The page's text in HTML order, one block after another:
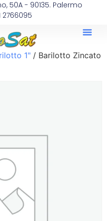
50A - 90135. Palermo
2766095
1" / Barilotto Zincato